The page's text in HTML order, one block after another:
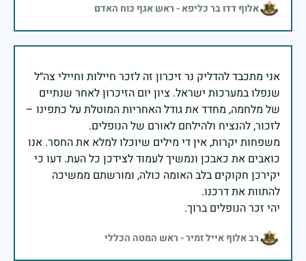
אלוף דדו בר כליפא - ראש אגף כוח האדם
אני מתכבד להדליק נר זיכרון זה לזכר חיילות וחיילי צה״ל
שנפלו במערכות ישראל. ציון יום הזיכרון לאחר שנתיים
של מלחמה, מחדד את גודל האחריות המוטלת על כתפינו –
משפחות יקרות, אין די מילים שיוכלו למלא את החסר. אנו
כואבים את כאבכן ונמשיך לעמוד לצידכן כל העת. דעו כי
יקירכן חקוקים בלב האומה כולה, ומורשתם ממשיכה
יהי זכר הנופלים ברוך.
רב אלוף אייל זמיר - ראש המטה הכללי